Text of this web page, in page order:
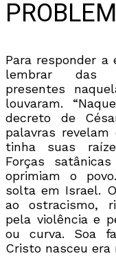
Para responder a
lembrar das
presentes
louvaram.
decreto de
palavras
tinha suas
Forças
oprimiam o
solta em Israel.
ao ostracismo,
pela violência e
ou curva. Soa
Cristo nasceu era